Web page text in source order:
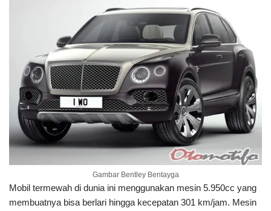
Gambar Bentley Bentayga
Mobil termewah di dunia ini menggunakan mesin 5.950cc yang
membuatnya bisa berlari hingga kecepatan 301 km/jam. Mesin